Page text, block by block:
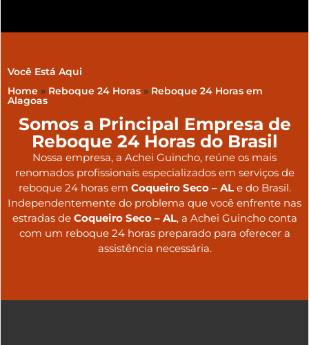
Você Está Aqui
Home » Reboque 24 Horas » Reboque 24 Horas em
Alagoas
Somos a Principal Empresa de
Reboque 24 Horas do Brasil
Nossa empresa, a Achei Guincho, reúne os mais
renomados profissionais especializados em serviços de
reboque 24 horas em Coqueiro Seco – ALe do Brasil.
Independentemente do problema que você enfrente nas
estradas de Coqueiro Seco – AL, a Achei Guincho conta
com um reboque 24 horas preparado para oferecer a
assistência necessária.